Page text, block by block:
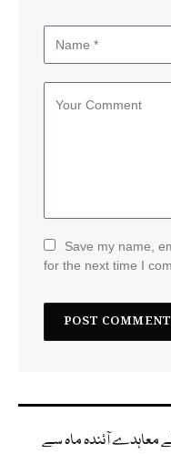
Save my name,
for the next time I
معاہدے آئندہ ماہ سے